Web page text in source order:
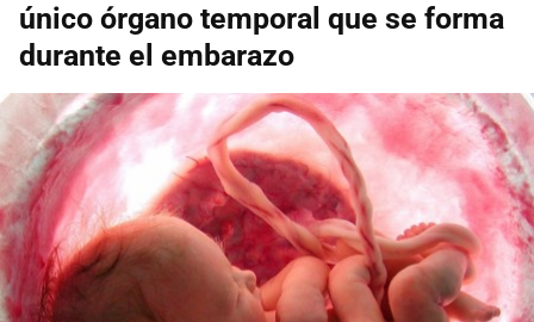
único órgano temporal que se forma
durante el embarazo